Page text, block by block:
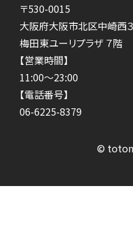
〒530-0015
大阪府大阪市北区中崎西３
梅田東ユーリプラザ ７階
【営業時間】
11:00～23:00
【電話番号】
06-6225-8379
©